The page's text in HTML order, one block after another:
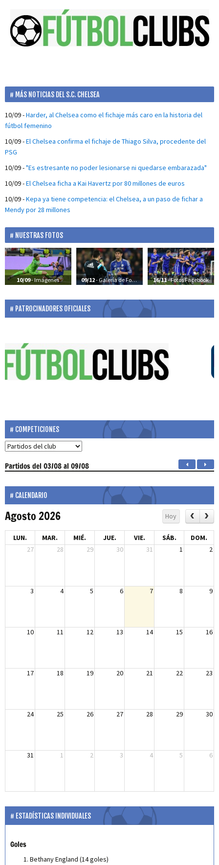
MÁS NOTICIAS DEL S.C. CHELSEA
10/09-Harder, al Chelsea como el fichaje más caro en la historia del
fútbol femenino
10/09-El Chelsea confirma el fichaje de Thiago Silva, procedente del
PSG
10/09-"Es estresante no poder lesionarse ni quedarse embarazada"
10/09-El Chelsea ficha a Kai Havertz por 80 millones de euros
10/09-Kepa ya tiene competencia: el Chelsea, a un paso de fichar a
Mendy por 28 millones
NUESTRAS FOTOS
10/09- Imágenes 09/12- Galería de Fotos 16/11- Fotos Facebook
PATROCINADORES OFICIALES
COMPETICIONES
Partidosdel 03/08 al 09/08
CALENDARIO
Agosto 2026 Hoy
LUN. MAR. MIÉ. JUE. VIE. SÁB.
DOM.
27
28 29 30 31 1 2
3 4 5 6 7 8 9
10 11 12 13 14 15 16
17 18 19 20 21 22 23
24 25 26 27 28 29 30
31 1 2 3 4 5 6
ESTADÍSTICAS INDIVIDUALES
Goles
Bethany England (14 goles)